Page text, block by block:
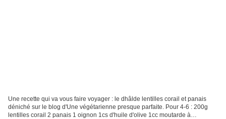
Une recette qui va vous faire voyager : le dhâlde lentilles corail et panais
déniché sur le blog d'Une végétarienne presque parfaite. Pour 4-6 : 200g
lentilles corail 2 panais 1 oignon 1cs d'huile d'olive 1cc moutarde à